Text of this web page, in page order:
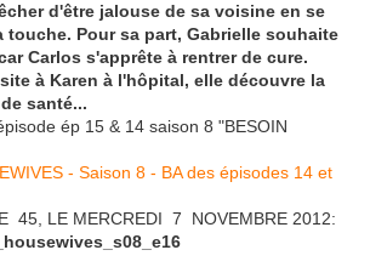
d'être jalouse de sa voisine en se
touche. Pour sa part, Gabrielle souhaite
Carlos s'apprête à rentrer de cure.
à Karen à l'hôpital, elle découvre la
santé...
ép 15 & 14 saison 8 "BESOIN
- Saison 8 - BA des épisodes 14 et
45, LE MERCREDI 7 NOVEMBRE 2012: